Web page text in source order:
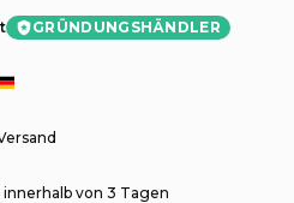
GRÜNDUNGSHÄNDLER
innerhalb von 3 Tagen